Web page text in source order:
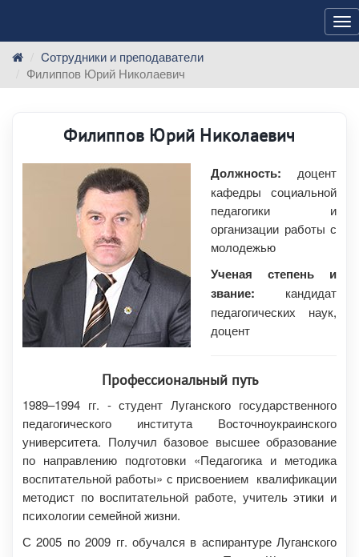
Cотрудники и преподаватели
Филиппов Юрий Николаевич
Филиппов Юрий Николаевич
Должность: доцент
кафедры социальной
педагогики и
организации работы с
молодежью
Ученая степень и
звание: кандидат
педагогических наук,
доцент
Профессиональный путь
1989–1994 гг. - студент Луганского государственного
педагогического института Восточноукраинского
университета. Получил базовое высшее образование
по направлению подготовки «Педагогика и методика
воспитательной работы» с присвоением квалификации
методист по воспитательной работе, учитель этики и
психологии семейной жизни.
С 2005 по 2009 гг. обучался в аспирантуре Луганского